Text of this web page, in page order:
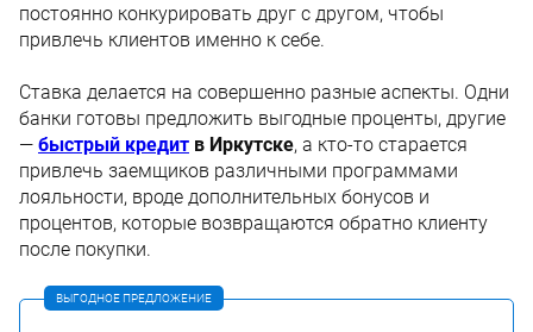
постоянно конкурировать друг с другом, чтобы
привлечь клиентов именно к себе.
Ставка делается на совершенно разные аспекты. Одни
банки готовы предложить выгодные проценты, другие
— быстрый кредит в Иркутске, а кто-то старается
привлечь заемщиков различными программами
лояльности, вроде дополнительных бонусов и
процентов, которые возвращаются обратно клиенту
после покупки.
ВЫГОДНОЕ ПРЕДЛОЖЕНИЕ